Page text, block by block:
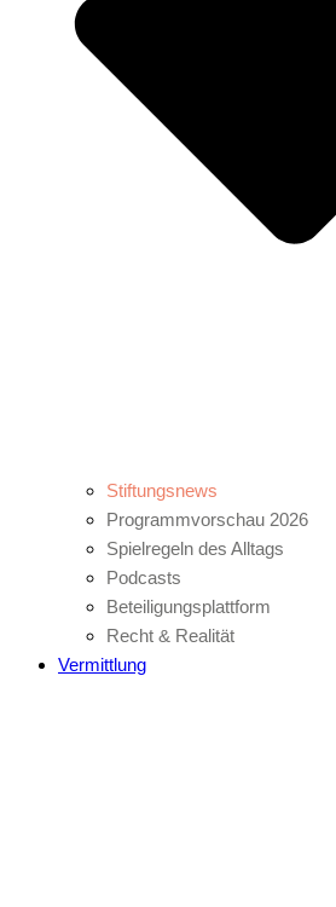
Stiftungsnews
Programmvorschau 2026
Spielregeln des Alltags
Podcasts
Beteiligungsplattform
Recht & Realität
Vermittlung